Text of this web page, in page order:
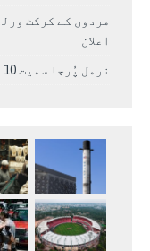
اعلان
نرمل پُرجا سمیت 10 کوہ پیما براڈ پیک پر لاپتہ